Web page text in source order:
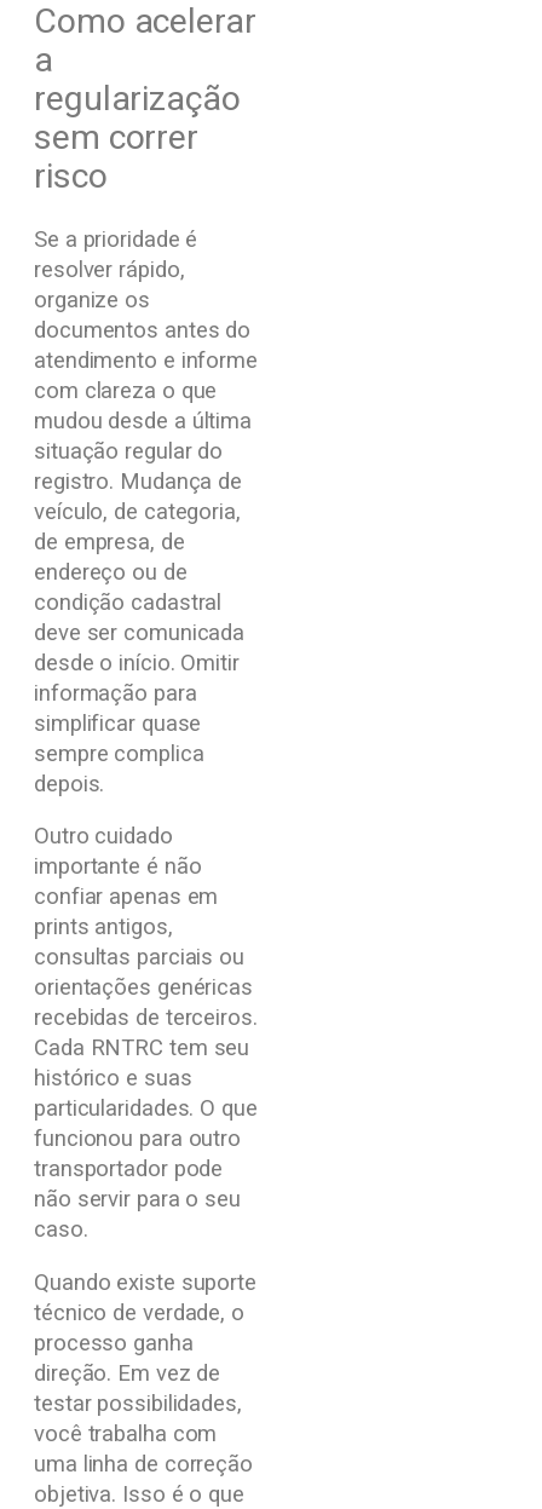
Como acelerar
a
regularização
sem correr
risco
Se a prioridade é
resolver rápido,
organize os
documentos antes do
atendimento e informe
com clareza o que
mudou desde a última
situação regular do
registro. Mudança de
veículo, de categoria,
de empresa, de
endereço ou de
condição cadastral
deve ser comunicada
desde o início. Omitir
informação para
simplificar quase
sempre complica
depois.
Outro cuidado
importante é não
confiar apenas em
prints antigos,
consultas parciais ou
orientações genéricas
recebidas de terceiros.
Cada RNTRC tem seu
histórico e suas
particularidades. O que
funcionou para outro
transportador pode
não servir para o seu
caso.
Quando existe suporte
técnico de verdade, o
processo ganha
direção. Em vez de
testar possibilidades,
você trabalha com
uma linha de correção
objetiva. Isso é o que